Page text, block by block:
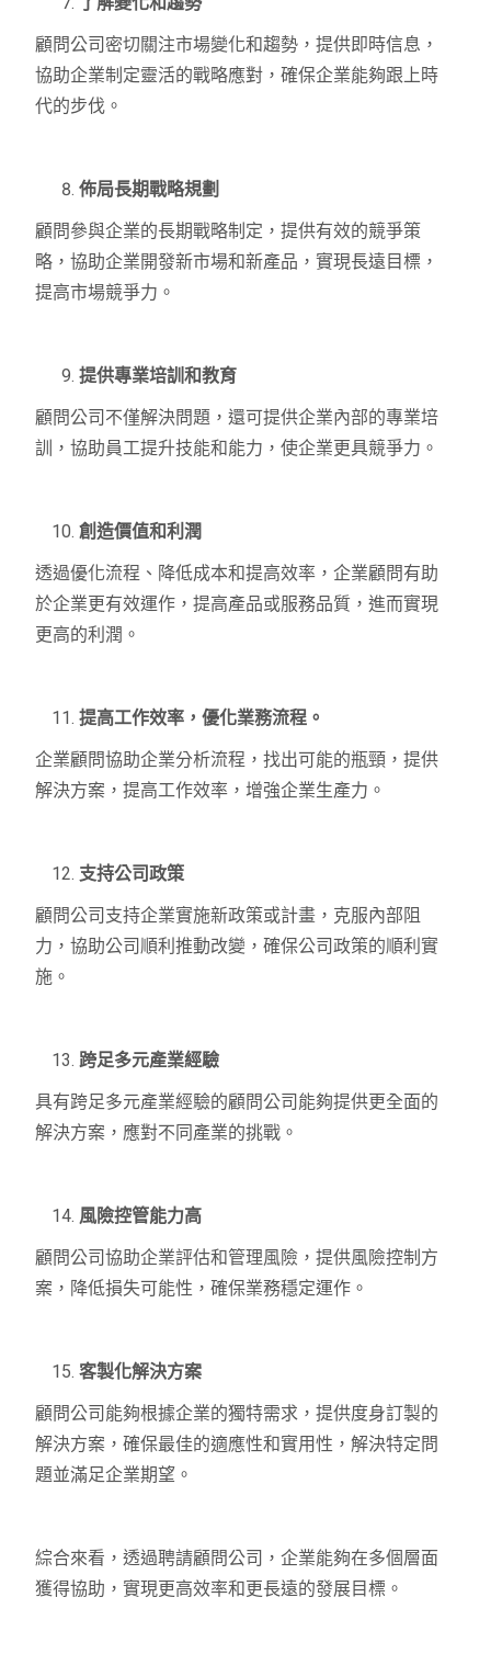
顧問公司密切關注市場變化和趨勢，提供即時信息，
協助企業制定靈活的戰略應對，確保企業能夠跟上時
代的步伐。
佈局長期戰略規劃
顧問參與企業的長期戰略制定，提供有效的競爭策
略，協助企業開發新市場和新產品，實現長遠目標，
提高市場競爭力。
提供專業培訓和教育
顧問公司不僅解決問題，還可提供企業內部的專業培
訓，協助員工提升技能和能力，使企業更具競爭力。
創造價值和利潤
透過優化流程、降低成本和提高效率，企業顧問有助
於企業更有效運作，提高產品或服務品質，進而實現
更高的利潤。
提高工作效率，優化業務流程。
企業顧問協助企業分析流程，找出可能的瓶頸，提供
解決方案，提高工作效率，增強企業生產力。
支持公司政策
顧問公司支持企業實施新政策或計畫，克服內部阻
力，協助公司順利推動改變，確保公司政策的順利實
施。
跨足多元產業經驗
具有跨足多元產業經驗的顧問公司能夠提供更全面的
解決方案，應對不同產業的挑戰。
風險控管能力高
顧問公司協助企業評估和管理風險，提供風險控制方
案，降低損失可能性，確保業務穩定運作。
客製化解決方案
顧問公司能夠根據企業的獨特需求，提供度身訂製的
解決方案，確保最佳的適應性和實用性，解決特定問
題並滿足企業期望。
綜合來看，透過聘請顧問公司，企業能夠在多個層面
獲得協助，實現更高效率和更長遠的發展目標。